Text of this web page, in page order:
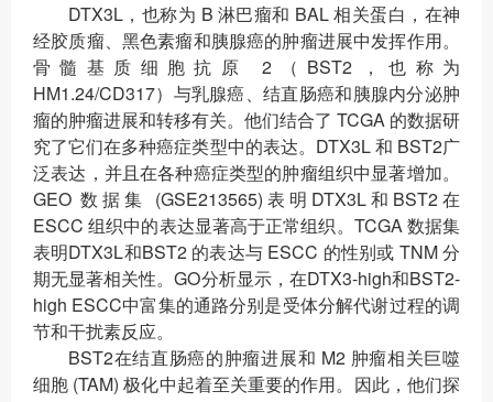
DTX3L，也称为 B 淋巴瘤和 BAL 相关蛋白，在神
经胶质瘤、黑色素瘤和胰腺癌的肿瘤进展中发挥作用。
骨髓基质细胞抗原 2（BST2，也称为
HM1.24/CD317）与乳腺癌、结直肠癌和胰腺内分泌肿
瘤的肿瘤进展和转移有关。他们结合了 TCGA 的数据研
究了它们在多种癌症类型中的表达。DTX3L 和 BST2广
泛表达，并且在各种癌症类型的肿瘤组织中显著增加。
GEO 数据集 (GSE213565)表明DTX3L和BST2在
ESCC 组织中的表达显著高于正常组织。TCGA 数据集
表明DTX3L和BST2 的表达与 ESCC 的性别或 TNM 分
期无显著相关性。GO分析显示，在DTX3-high和BST2-
high ESCC中富集的通路分别是受体分解代谢过程的调
节和干扰素反应。
BST2在结直肠癌的肿瘤进展和 M2 肿瘤相关巨噬
细胞 (TAM) 极化中起着至关重要的作用。因此，他们探